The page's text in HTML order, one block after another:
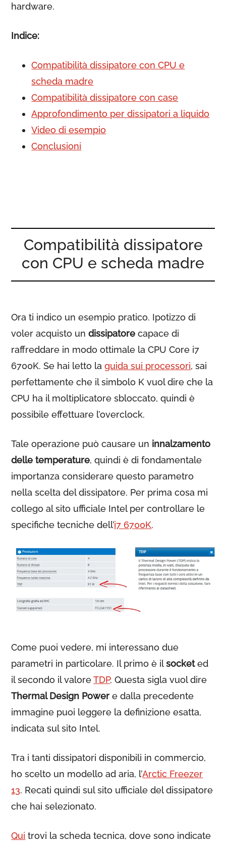
hardware.
Indice:
Compatibilità dissipatore con CPU e
scheda madre
Compatibilità dissipatore con case
Approfondimento per dissipatori a liquido
Video di esempio
Conclusioni
Compatibilità dissipatore
con CPU e scheda madre
Ora ti indico un esempio pratico. Ipotizzo di
voler acquisto undissipatore capace di
raffreddare in modo ottimale la CPU Core i7
6700K. Se hai letto laguida sui processori, sai
perfettamente che il simbolo K vuol dire che la
CPU ha il moltiplicatore sbloccato, quindi è
possibile effettuare l’overclock.
Tale operazione può causare un innalzamento
delle temperature, quindi è di fondamentale
importanza considerare questo parametro
nella scelta del dissipatore. Per prima cosa mi
collego al sito ufficiale Intel per controllare le
specifiche tecniche dell’i7 6700K.
Come puoi vedere, mi interessano due
parametri in particolare. Il primo è ilsocketed
il secondo il valoreTDP. Questa sigla vuol dire
Thermal Design Power e dalla precedente
immagine puoi leggere la definizione esatta,
indicata sul sito Intel.
Tra i tanti dissipatori disponibili in commercio,
ho scelto un modello ad aria, l’Arctic Freezer
13. Recati quindi sul sito ufficiale del dissipatore
che hai selezionato.
Qui trovi la scheda tecnica, dove sono indicate